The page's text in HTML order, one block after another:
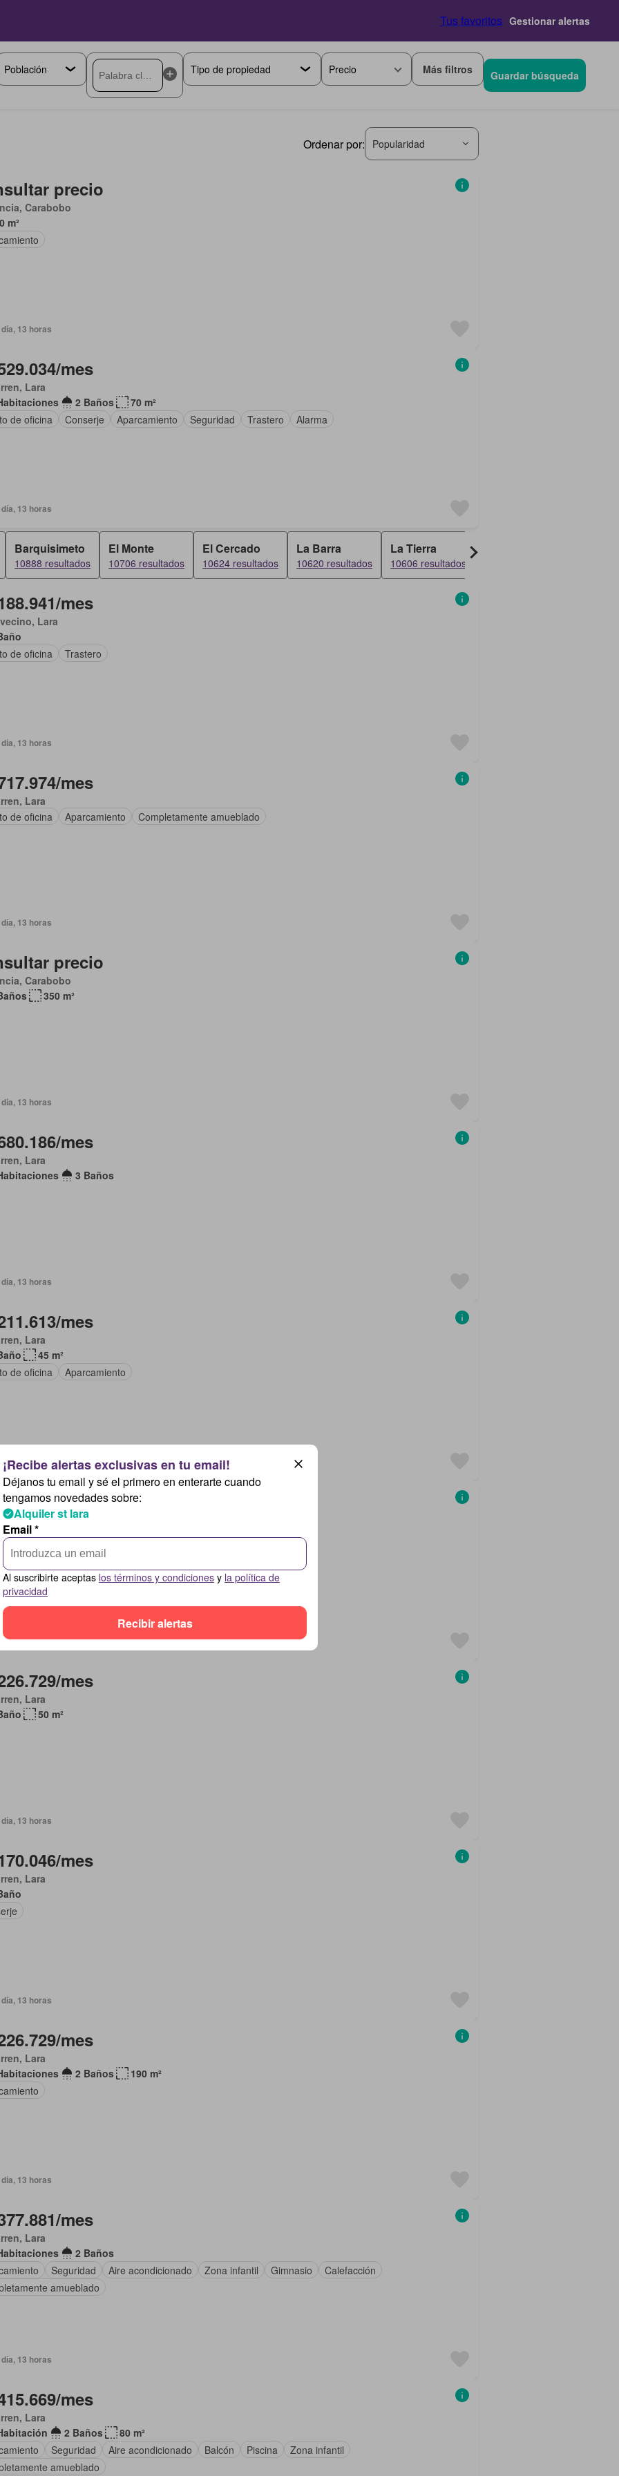
Tus favoritos Gestionar alertas
Precio Más filtros Guardar búsqueda
Ordenar por: Popularidad
precio
Carabobo
m²
13 horas
mes
Lara
2 Baños
70 m²
de oficina
Conserje Aparcamiento Seguridad Trastero Alarma
13 horas
Barquisimeto
10888 resultados
El Monte
10706 resultados
El Cercado
10624 resultados
La Barra
10620 resultados
La Tierra
10606 resultados
mes
Lara
de oficina
Trastero
13 horas
mes
Lara
de oficina
Aparcamiento Completamente amueblado
13 horas
precio
Carabobo
350 m²
13 horas
mes
Lara
3 Baños
13 horas
mes
Lara
45 m²
de oficina
Aparcamiento
13 horas
mes
Lara
45 m²
de oficina
Aparcamiento
13 horas
mes
Lara
50 m²
13 horas
mes
Lara
13 horas
mes
Lara
2 Baños
190 m²
13 horas
mes
Lara
2 Baños
Seguridad Aire acondicionado Zona infantil Gimnasio
Calefacción
amueblado
13 horas
mes
Lara
2 Baños
80 m²
Seguridad Aire acondicionado Balcón Piscina
Zona infantil
amueblado
Déjanos tu email y sé el primero en enterarte cuando
tengamos novedades sobre:
Alquiler st lara
Email *
Al suscribirte aceptas los términos y condiciones y la política de
privacidad
Recibir alertas